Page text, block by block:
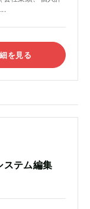
を見る
ステム編集